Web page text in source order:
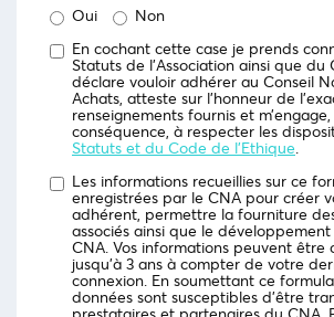
Oui
Non
En cochant cette case je prends
Statuts de l’Association ainsi que du
déclare vouloir adhérer au Conseil
Achats, atteste sur l’honneur de
renseignements fournis et
conséquence, à respecter les
Statuts et du Code de l’Ethique
Les informations recueillies sur ce
enregistrées par le CNA pour créer
adhérent, permettre la fourniture
associés ainsi que le
CNA. Vos informations peuvent être
jusqu’à 3 ans à compter de votre
connexion. En soumettant ce
données sont susceptibles d’être
prestataires et partenaires du CNA.